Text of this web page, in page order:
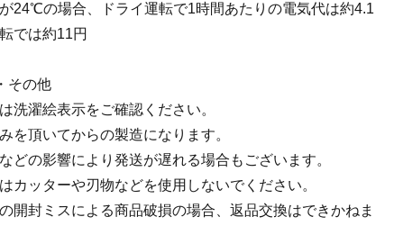
24℃の場合、ドライ運転で1時間あたりの電気代は約4.1
では約11円
その他
洗濯絵表示をご確認ください。
を頂いてからの製造になります。
どの影響により発送が遅れる場合もございます。
カッターや刃物などを使用しないでください。
開封ミスによる商品破損の場合、返品交換はできかねま